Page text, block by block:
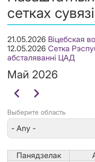
сетках сувязі
21.05.2026 Віцебская
12.05.2026 Сетка
абсталяванні ЦАД
Май 2026
Pagination
ПапярэдніНаступны
Выберите область
Панядзелак